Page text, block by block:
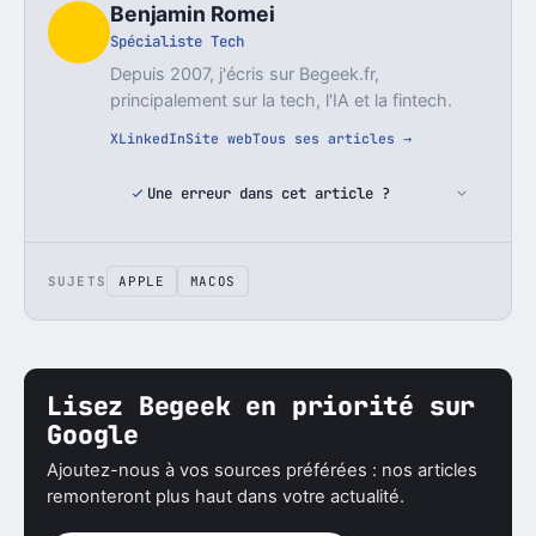
Benjamin Romei
Spécialiste Tech
Depuis 2007, j'écris sur Begeek.fr,
principalement sur la tech, l'IA et la fintech.
XLinkedInSite webTous ses articles →
Une erreur dans cet article ?
SUJETS APPLE MACOS
Lisez Begeek en priorité sur
Google
Ajoutez-nous à vos sources préférées : nos articles
remonteront plus haut dans votre actualité.